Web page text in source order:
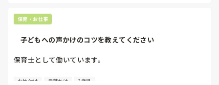
私なら、入って頂けるだけでかなり助かります✨
保育・お仕事
    子どもへの声かけのコツを教えてください
保育士として働いています。
最近、子どもたちがなかなか話を聞いてくれず悩んでいま
お片付け 言葉かけ 2歳児